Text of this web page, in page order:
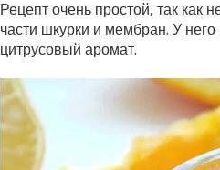
Рецепт очень простой, так как
части шкурки и мембран. У
цитрусовый аромат.